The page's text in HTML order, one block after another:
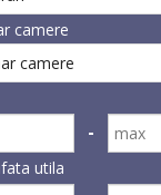
camere
utila